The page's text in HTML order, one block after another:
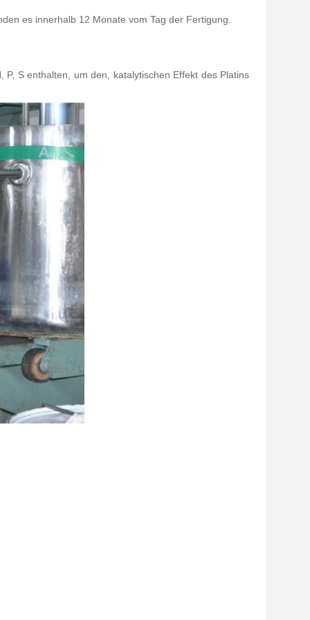
es innerhalb 12 Monate vom Tag der Fertigung.
S enthalten, um den, katalytischen Effekt des Platins